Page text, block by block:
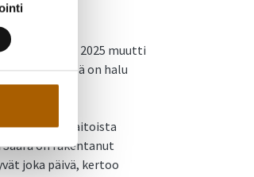
toimivana
ja vuonna 2025 muutti
ja heillä on halu
ammattitaitoista
on rakentanut
joka päivä, kertoo